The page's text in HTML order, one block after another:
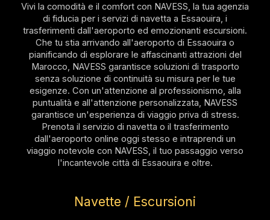
Vivi la comodità e il comfort con NAVESS, la tua agenzia
di fiducia per i servizi di navetta a Essaouira, i
trasferimenti dall'aeroporto ed emozionanti escursioni.
Che tu stia arrivando all'aeroporto di Essaouira o
pianificando di esplorare le affascinanti attrazioni del
Marocco, NAVESS garantisce soluzioni di trasporto
senza soluzione di continuità su misura per le tue
esigenze. Con un'attenzione al professionismo, alla
puntualità e all'attenzione personalizzata, NAVESS
garantisce un'esperienza di viaggio priva di stress.
Prenota il servizio di navetta o il trasferimento
dall'aeroporto online oggi stesso e intraprendi un
viaggio notevole con NAVESS, il tuo passaggio verso
l'incantevole città di Essaouira e oltre.
Navette / Escursioni